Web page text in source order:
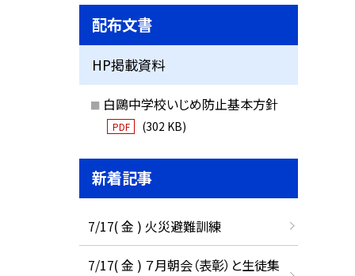
配布文書
HP掲載資料
白鷗中学校いじめ防止基本方針
PDF (302 KB)
新着記事
7/17( 金 ) 火災避難訓練
7/17( 金 ) ７月朝会（表彰）と生徒集